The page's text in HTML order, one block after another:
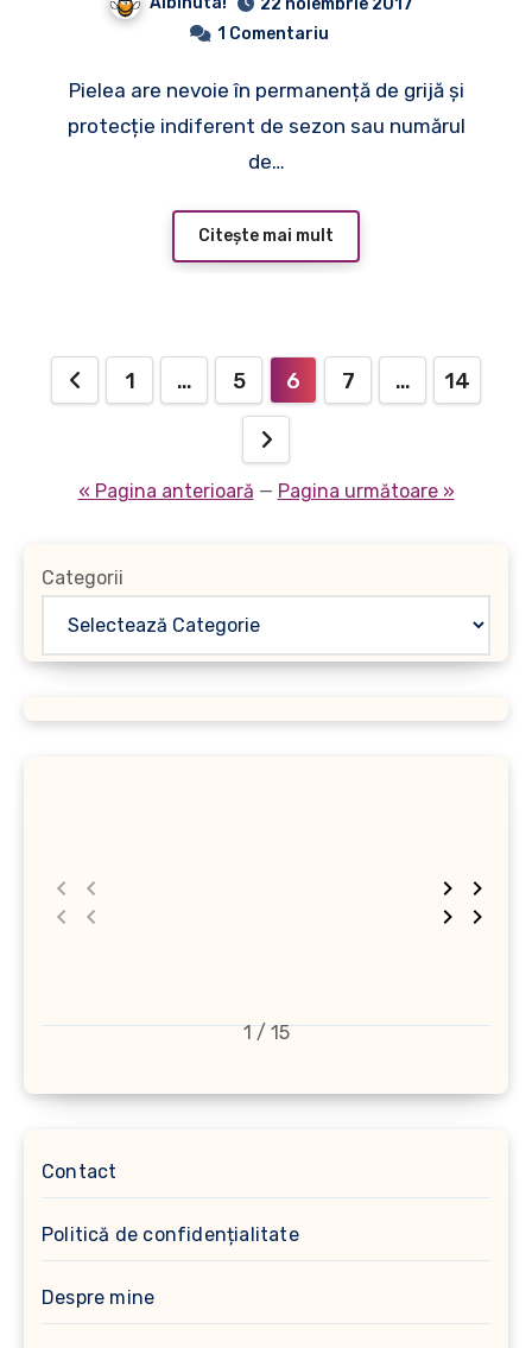
22 noiembrie 2017
1 Comentariu
Pielea are nevoie în permanență de grijă și
protecție indiferent de sezon sau numărul
de…
Citește mai mult
Paginație
1 … 5 6 7 … 14
« Pagina anterioară — Pagina următoare »
Categorii
1 / 15
Contact
Politică de confidențialitate
Despre mine